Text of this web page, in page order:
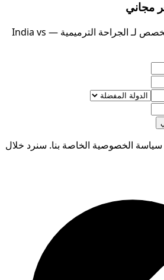
مجاني
احصل على تقدير تكلفة مخصص لـ الجراحة الترميمية — India vs
سياسة الخصوصية الخاصة بنا. سنرد خلال